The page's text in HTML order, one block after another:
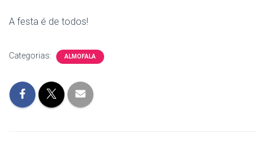
A festa é de todos!
Categorias: ALMOFALA